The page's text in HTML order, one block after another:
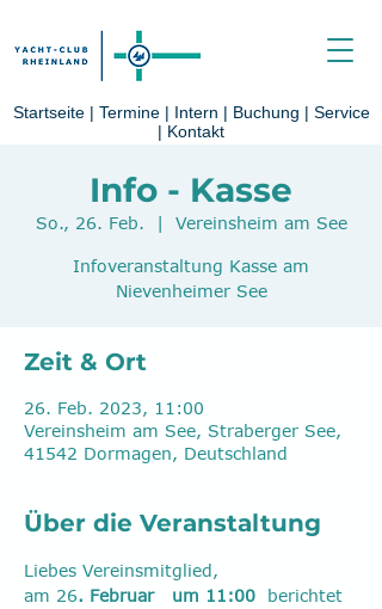
Startseite| Termine | Intern | Buchung | Service
| Kontakt
Info - Kasse
So., 26. Feb.
  |
Vereinsheim am See
Infoveranstaltung Kasse am
Nievenheimer See
Zeit & Ort
26. Feb. 2023, 11:00
Vereinsheim am See, Straberger See,
41542 Dormagen, Deutschland
Über die Veranstaltung
Liebes Vereinsmitglied,
am 26. Februar um 11:00 berichtet